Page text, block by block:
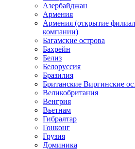
Азербайджан
Армения
Армения (открытие
компании)
Багамские острова
Бахрейн
Белиз
Белоруссия
Бразилия
Британские Виргинские
Великобритания
Венгрия
Вьетнам
Гибралтар
Гонконг
Грузия
Доминика